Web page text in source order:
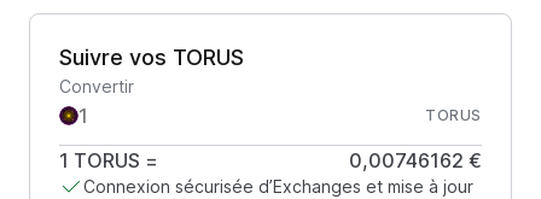
Suivre vos TORUS
Convertir
TORUS
1 TORUS = 0,00746162 €
Connexion sécurisée d’Exchanges et mise à jour